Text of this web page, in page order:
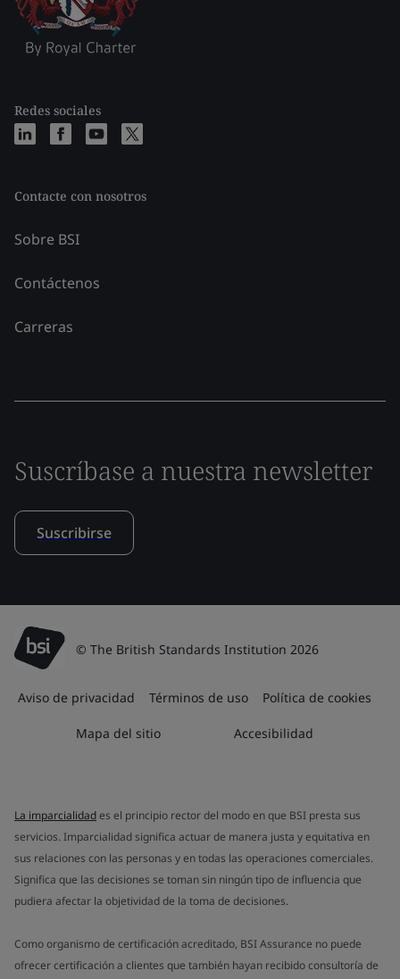
Redes sociales
Contacte con nosotros
Sobre BSI
Contáctenos
Carreras
Suscríbase a nuestra newsletter
Suscribirse
© The British Standards Institution 2026
Aviso de privacidad Términos de uso Política de cookies
Mapa del sitio Accesibilidad
La imparcialidades el principio rector del modo en que BSI presta sus
servicios. Imparcialidad significa actuar de manera justa y equitativa en
sus relaciones con las personas y en todas las operaciones comerciales.
Significa que las decisiones se toman sin ningún tipo de influencia que
pudiera afectar la objetividad de la toma de decisiones.
Como organismo de certificación acreditado, BSI Assurance no puede
ofrecer certificación a clientes que también hayan recibido consultoría de